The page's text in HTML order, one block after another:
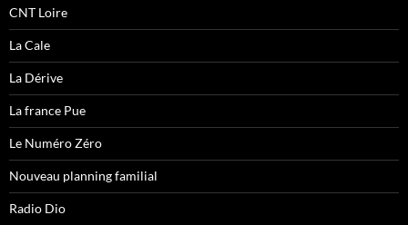
CNT Loire
La Cale
La Dérive
La france Pue
Le Numéro Zéro
Nouveau planning familial
Radio Dio